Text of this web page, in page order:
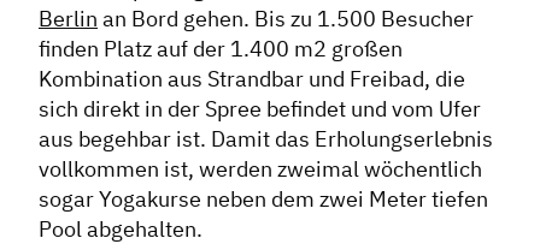
Berlin an Bord gehen. Bis zu 1.500 Besucher
finden Platz auf der 1.400 m2 großen
Kombination aus Strandbar und Freibad, die
sich direkt in der Spree befindet und vom Ufer
aus begehbar ist. Damit das Erholungserlebnis
vollkommen ist, werden zweimal wöchentlich
sogar Yogakurse neben dem zwei Meter tiefen
Pool abgehalten.